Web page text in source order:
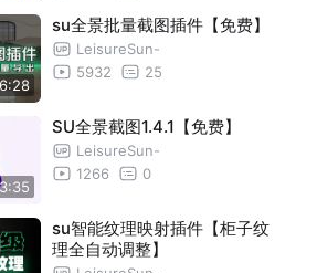
版本更新 02:33
更新（免费插件）
1.7.3更新【免费】
版本教程（免费） 07:06
【免费】
标注--史诗级更新2【免费
su全景批量截图插件【免费】
LeisureSun-
5932
25
SU全景截图1.4.1【免费】
LeisureSun-
1266
0
su智能纹理映射插件【柜子纹
理全自动调整】